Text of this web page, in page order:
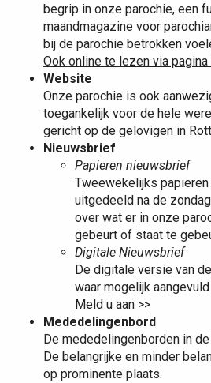
begrip in onze parochie, een
maandmagazine voor
bij de parochie betrokken
Ook online te lezen via
Website
Onze parochie is ook
toegankelijk voor de hele
gericht op de gelovigen in
Nieuwsbrief
Papieren nieuwsbrief
Tweewekelijks
uitgedeeld na de
over wat er in onze
gebeurt of staat te
Digitale Nieuwsbrief
De digitale versie van
waar mogelijk
Meld u aan >>
Mededelingenbord
De mededelingenborden in
De belangrijke en minder
op prominente plaats.